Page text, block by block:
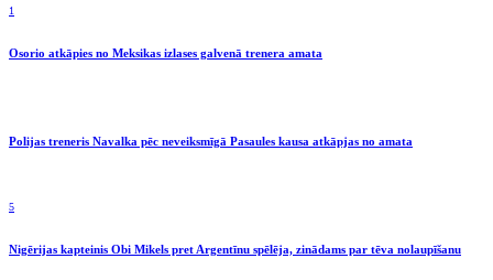
1
Osorio atkāpies no Meksikas izlases galvenā trenera amata
Polijas treneris Navalka pēc neveiksmīgā Pasaules kausa atkāpjas no amata
5
Nigērijas kapteinis Obi Mikels pret Argentīnu spēlēja, zinādams par tēva nolaupīšanu